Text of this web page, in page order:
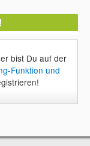
bist Du auf der
Funktion und